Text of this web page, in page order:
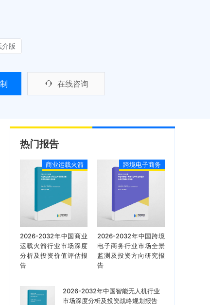
介版
在线咨询
热门报告
商业运载火箭
2026-2032年中国商业
运载火箭行业市场深度
分析及投资价值评估报
告
跨境电子商务
2026-2032年中国跨境
电子商务行业市场全景
监测及投资方向研究报
告
2026-2032年中国智能无人机行业
市场深度分析及投资战略规划报告